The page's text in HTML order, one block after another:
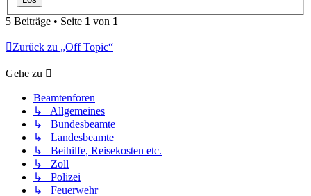
5 Beiträge • Seite 1 von 1
Zurück zu „Off Topic“
Gehe zu
Beamtenforen
↳ Allgemeines
↳ Bundesbeamte
↳ Landesbeamte
↳ Beihilfe, Reisekosten etc.
↳ Zoll
↳ Polizei
↳ Feuerwehr